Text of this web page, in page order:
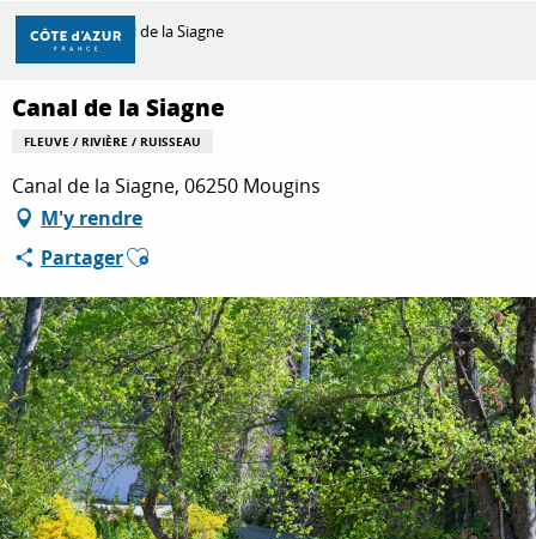
Aller
contenu
principal
DÉCOUVRIR
À FAIRE
SÉJOURNER
Accueil Canal de la Siagne
Canal de la Siagne
FLEUVE / RIVIÈRE / RUISSEAU
Canal de la Siagne, 06250 Mougins
M'y rendre
PartagerAjouter aux favoris